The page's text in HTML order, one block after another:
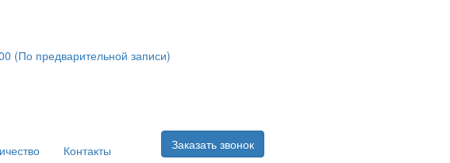
(По предварительной записи)
Контакты Заказать звонок